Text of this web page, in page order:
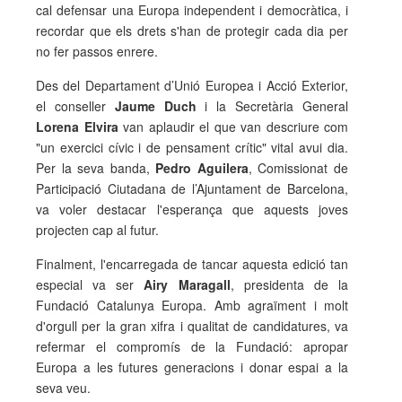
cal defensar una Europa independent i democràtica, i
recordar que els drets s'han de protegir cada dia per
no fer passos enrere.
Des del Departament d’Unió Europea i Acció Exterior,
el conseller Jaume Duch i la Secretària General
Lorena Elviravan aplaudir el que van descriure com
"un exercici cívic i de pensament crític" vital avui dia.
Per la seva banda, Pedro Aguilera, Comissionat de
Participació Ciutadana de l’Ajuntament de Barcelona,
va voler destacar l'esperança que aquests joves
projecten cap al futur.
Finalment, l'encarregada de tancar aquesta edició tan
especial va serAiry Maragall, presidenta de la
Fundació Catalunya Europa. Amb agraïment i molt
d'orgull per la gran xifra i qualitat de candidatures, va
refermar el compromís de la Fundació: apropar
Europa a les futures generacions i donar espai a la
seva veu.